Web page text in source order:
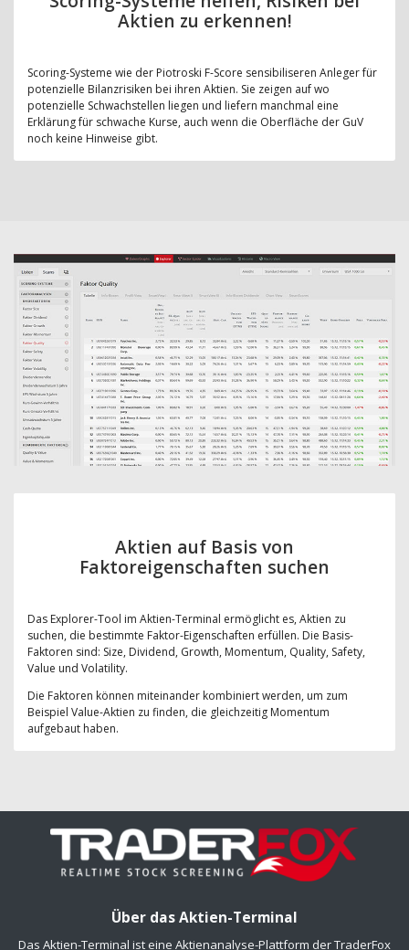
Aktien zu erkennen!
Scoring-Systeme wie der Piotroski F-Score sensibiliseren Anleger für
potenzielle Bilanzrisiken bei ihren Aktien. Sie zeigen auf wo
potenzielle Schwachstellen liegen und liefern manchmal eine
Erklärung für schwache Kurse, auch wenn die Oberfläche der GuV
noch keine Hinweise gibt.
Aktien auf Basis von
Faktoreigenschaften suchen
Das Explorer-Tool im Aktien-Terminal ermöglicht es, Aktien zu
suchen, die bestimmte Faktor-Eigenschaften erfüllen. Die Basis-
Faktoren sind: Size, Dividend, Growth, Momentum, Quality, Safety,
Value und Volatility.
Die Faktoren können miteinander kombiniert werden, um zum
Beispiel Value-Aktien zu finden, die gleichzeitig Momentum
aufgebaut haben.
Über das Aktien-Terminal
Das Aktien-Terminal ist eine Aktienanalyse-Plattform der TraderFox